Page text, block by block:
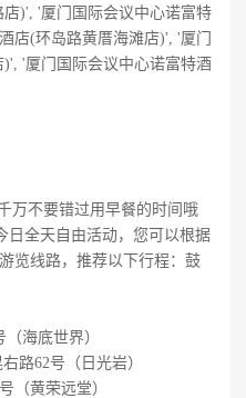
)', '厦门国际会议中心诺富特
店(环岛路黄厝海滩店)', '厦门
'厦门国际会议中心诺富特酒
万不要错过用早餐的时间哦
日全天自由活动，您可以根据
览线路，推荐以下行程：鼓
海底世界）
路62号（日光岩）
（黄荣远堂）